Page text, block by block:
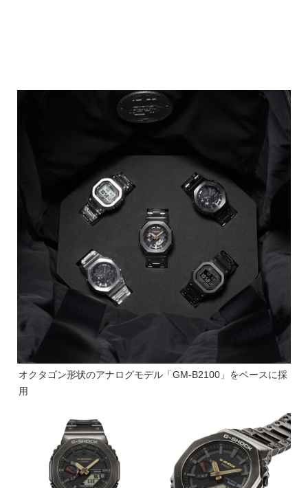
オクタゴン形状のアナログモデル「GM-B2100」をベースに採
用